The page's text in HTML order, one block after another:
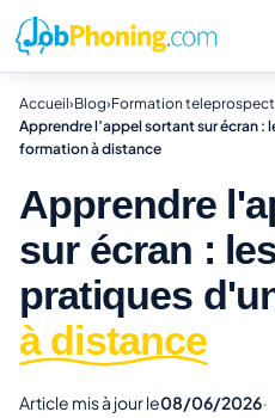
Accueil›Blog›Formation
Apprendre l’appel sortant sur écran :
formation à distance
Apprendre
sur écran :
pratiques
à distance
Article mis à jour le08/06/2026